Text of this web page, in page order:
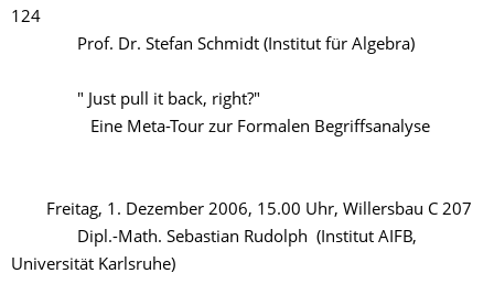
124
Prof. Dr. Stefan Schmidt (Institut für Algebra)
" Just pull it back, right?"
Eine Meta-Tour zur Formalen Begriffsanalyse
Freitag, 1. Dezember 2006, 15.00 Uhr, Willersbau C 207
Dipl.-Math. Sebastian Rudolph (Institut AIFB,
Universität Karlsruhe)